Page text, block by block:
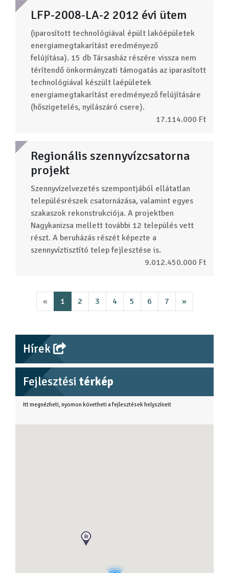
LFP-2008-LA-2 2012 évi ütem
(iparosított technológiával épült lakóépületek
energiamegtakarítást eredményező
felújítása). 15 db Társasház részére vissza nem
térítendő önkormányzati támogatás az iparasított
technológiával készült laépületek
energiamegtakarítást eredményező felújításáre
(hőszigetelés, nyilászáró csere).
17.114.000 Ft
Regionális szennyvízcsatorna
projekt
Szennyvízelvezetés szempontjából ellátatlan
településrészek csatornázása, valamint egyes
szakaszok rekonstrukciója. A projektben
Nagykanizsa mellett további 12 település vett
részt. A beruházás részét képezte a
szennyvíztisztító telep fejlesztése is.
9.012.450.000 Ft
« 1 2 3 4 5 6 7 »
Hírek
Fejlesztési térkép
Itt megnézheti, nyomon követheti a fejlesztések helyszíneit